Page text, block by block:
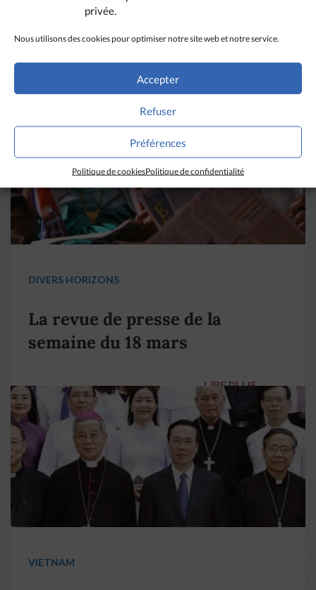
privée.
Nous utilisons des cookies pour optimiser notre site web et notre service.
Accepter
Refuser
Préférences
Politique de cookiesPolitique de confidentialité
A LIRE AUSSI
DIVERS HORIZONS
La revue de presse de la
semaine du 18 mars
LIRE PLUS →
VIETNAM